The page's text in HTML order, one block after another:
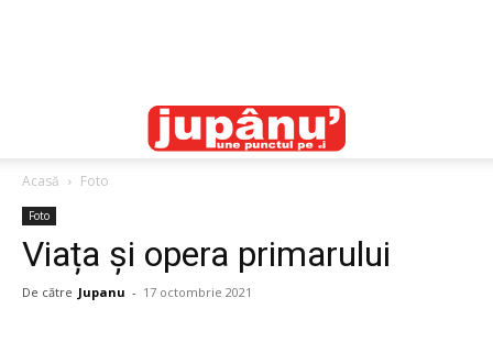
Acasă Foto
Foto
Viața și opera primarului
De către Jupanu - 17 octombrie 2021